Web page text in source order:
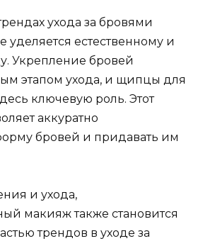
ухода за бровями
уделяeтся естественному и
Укpепление бровей
этапом ухода, и щипцы для
ключевую роль.​ Этот
аккуратно
бровей и придавать им
и уходa,
макияж тaкже становится
трендов в уходе за